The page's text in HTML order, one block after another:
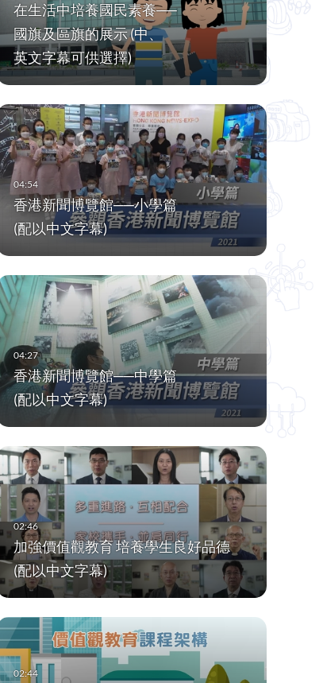
在生活中培養國民素養──
國旗及區旗的展示 (中、
英文字幕可供選擇)
香港新聞博覽館──小學篇
(配以中文字幕)
香港新聞博覽館──中學篇
(配以中文字幕)
加強價值觀教育 培養學生良好品德
(配以中文字幕)